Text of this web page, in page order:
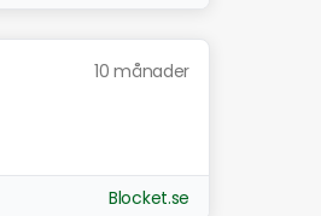
10 månader
Blocket.se